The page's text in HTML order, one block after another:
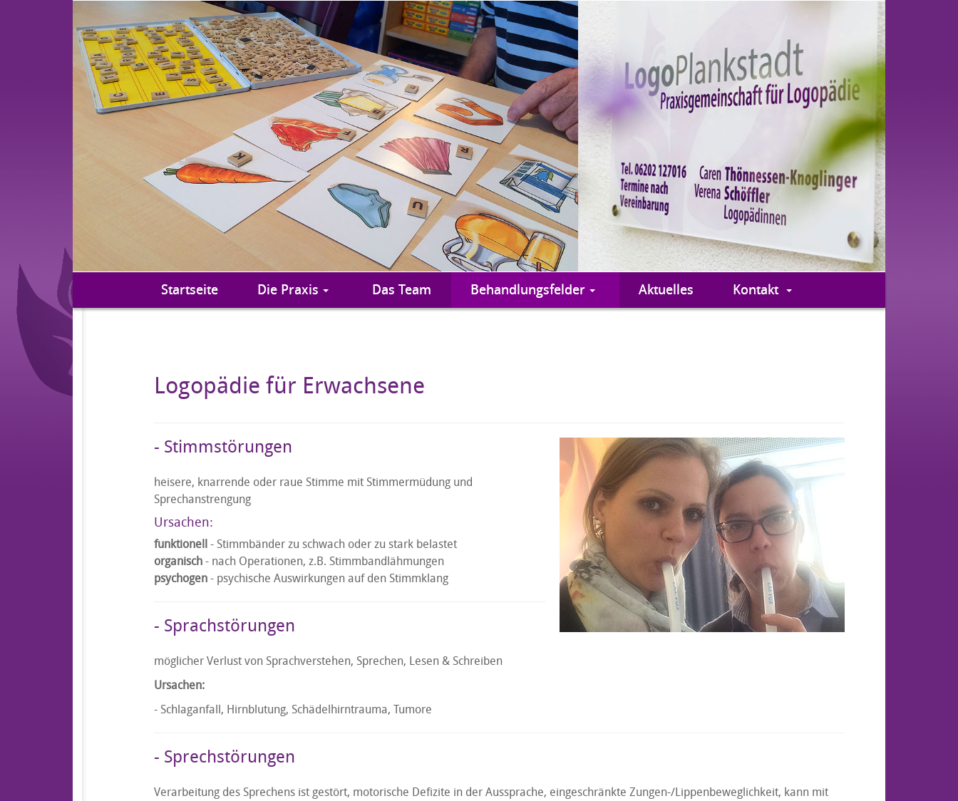
Startseite Die Praxis Das Team Behandlungsfelder Aktuelles Kontakt
Logopädie für Erwachsene
- Stimmstörungen
heisere, knarrende oder raue Stimme mit Stimmermüdung und
Sprechanstrengung
Ursachen:
funktionell- Stimmbänder zu schwach oder zu stark belastet
organisch- nach Operationen, z.B. Stimmbandlähmungen
psychogen- psychische Auswirkungen auf den Stimmklang
- Sprachstörungen
möglicher Verlust von Sprachverstehen, Sprechen, Lesen & Schreiben
Ursachen:
- Schlaganfall, Hirnblutung, Schädelhirntrauma, Tumore
- Sprechstörungen
Verarbeitung des Sprechens ist gestört, motorische Defizite in der Aussprache, eingeschränkte Zungen-/Lippenbeweglichkeit, kann mit